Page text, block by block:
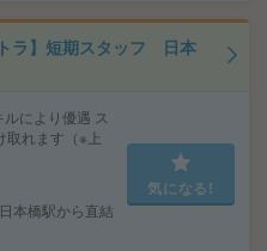
ラ】短期スタッフ 日本
により優遇 ス
取れます（※上
本橋駅から直結
気になる!